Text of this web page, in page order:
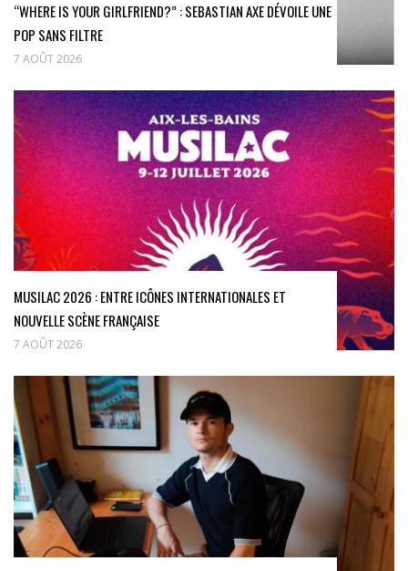
“WHERE IS YOUR GIRLFRIEND?” : SEBASTIAN AXE DÉVOILE UNE
POP SANS FILTRE
7 AOÛT 2026
MUSILAC 2026 : ENTRE ICÔNES INTERNATIONALES ET
NOUVELLE SCÈNE FRANÇAISE
7 AOÛT 2026